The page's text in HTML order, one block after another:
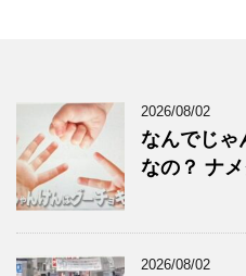
2026/08/02
なんでじゃ
なの？ ナ
2026/08/02